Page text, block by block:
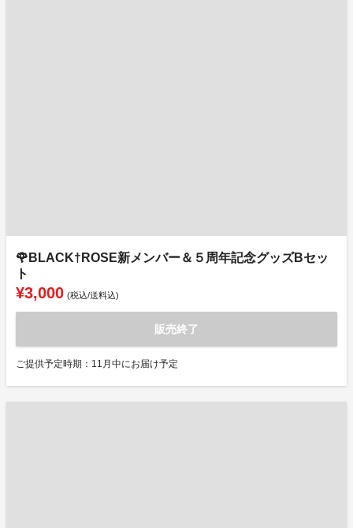
🌹BLACK†ROSE新メンバー＆５周年記念グッズBセッ
ト
¥3,000 (税込/送料込)
販売終了
ご提供予定時期：11月中にお届け予定